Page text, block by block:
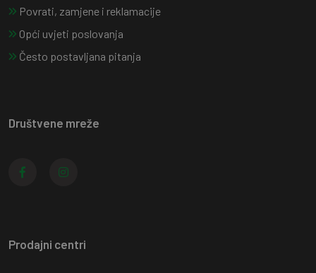
Povrati, zamjene i reklamacije
Opći uvjeti poslovanja
Često postavljana pitanja
Društvene mreže
Prodajni centri